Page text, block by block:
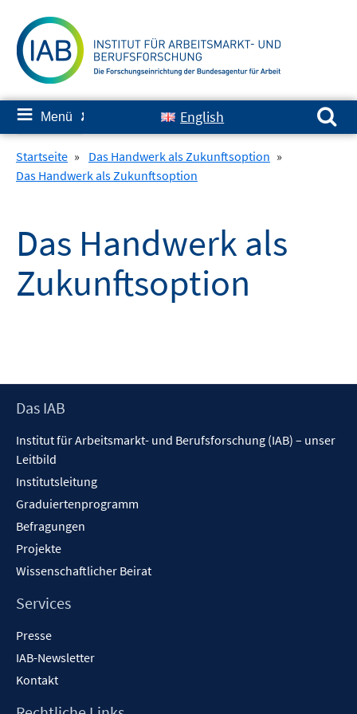
zum
Inhalt
≡ Menü ✘ English
Suchen nach:
Startseite » Das Handwerk als Zukunftsoption »
Das Handwerk als Zukunftsoption
Das Handwerk als
Zukunftsoption
Footer
Das IAB
Institut für Arbeitsmarkt- und Berufsforschung (IAB) – unser
Leitbild
Institutsleitung
Graduiertenprogramm
Befragungen
Projekte
Wissenschaftlicher Beirat
Services
Presse
IAB-Newsletter
Kontakt